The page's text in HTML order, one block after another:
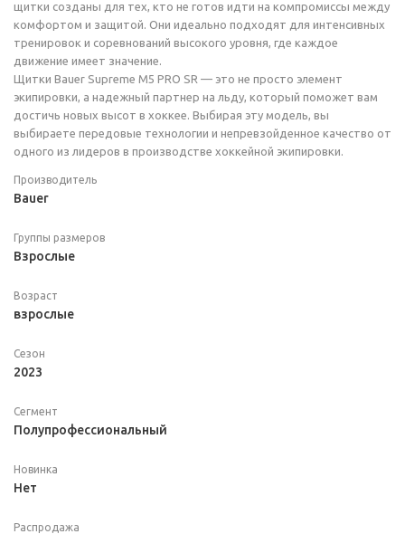
щитки созданы для тех, кто не готов идти на компромиссы между
комфортом и защитой. Они идеально подходят для интенсивных
тренировок и соревнований высокого уровня, где каждое
движение имеет значение.
Щитки Bauer Supreme M5 PRO SR — это не просто элемент
экипировки, а надежный партнер на льду, который поможет вам
достичь новых высот в хоккее. Выбирая эту модель, вы
выбираете передовые технологии и непревзойденное качество от
одного из лидеров в производстве хоккейной экипировки.
Производитель
Bauer
Группы размеров
Взрослые
Возраст
взрослые
Сезон
2023
Сегмент
Полупрофессиональный
Новинка
Нет
Распродажа